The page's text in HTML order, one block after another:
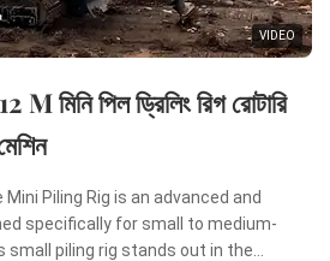
VIDEO
M মিনি পিল ড্রিলিং রিগ রোটারি
Piling Rig is an advanced and
specifically for small to medium-
small piling rig stands out in the